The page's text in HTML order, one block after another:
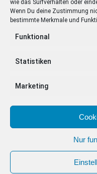
wie das Surfverhalten oder
Wenn Du deine Zustimmung
bestimmte Merkmale und
Funktional
Statistiken
Marketing
Nur
STARS 4
Barbara
von